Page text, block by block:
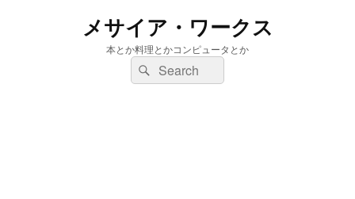
メサイア・ワークス
本とか料理とかコンピュータとか
検
索:
検
索